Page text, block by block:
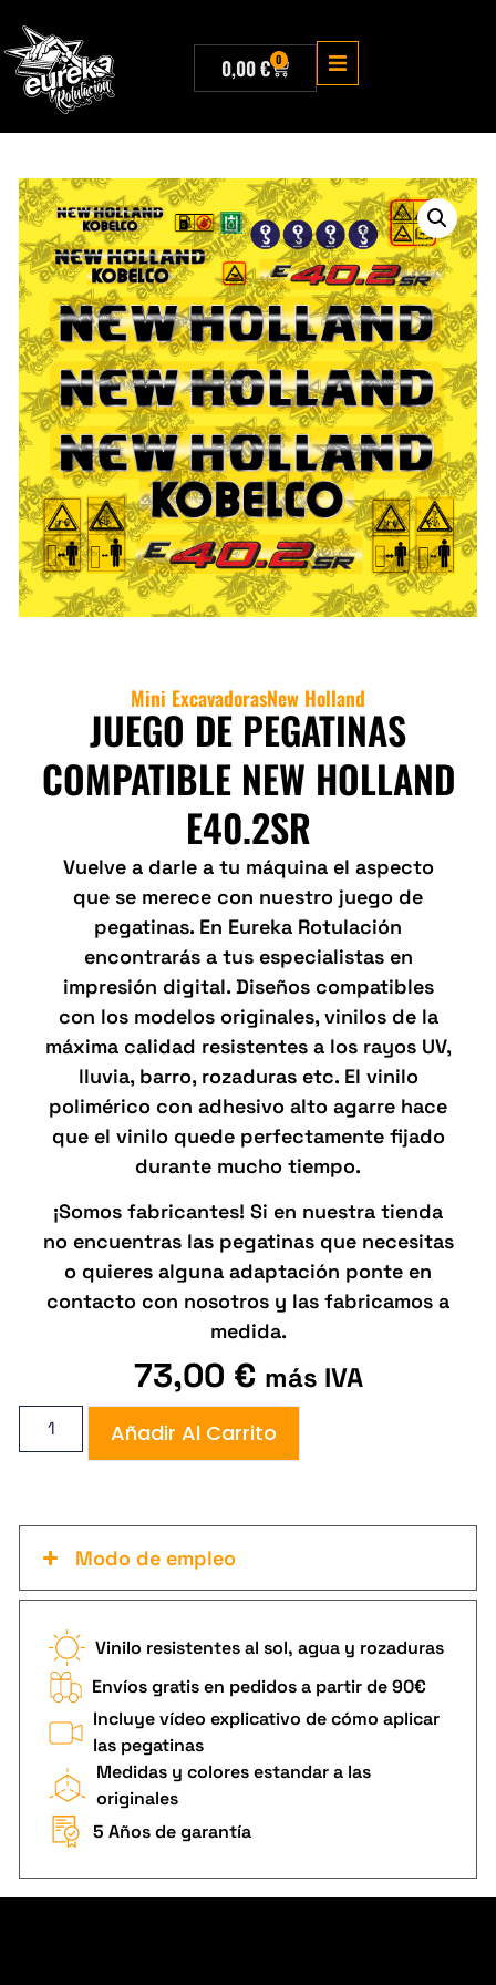
0,00€ 0
Mini ExcavadorasNew Holland
JUEGO DE PEGATINAS
COMPATIBLE NEW HOLLAND
E40.2SR
Vuelve a darle a tu máquina el aspecto
que se merece con nuestro juego de
pegatinas. En Eureka Rotulación
encontrarás a tus especialistas en
impresión digital. Diseños compatibles
con los modelos originales, vinilos de la
máxima calidad resistentes a los rayos UV,
lluvia, barro, rozaduras etc. El vinilo
polimérico con adhesivo alto agarre hace
que el vinilo quede perfectamente fijado
durante mucho tiempo.
¡Somos fabricantes! Si en nuestra tienda
no encuentras las pegatinas que necesitas
o quieres alguna adaptación ponte en
contacto con nosotros y las fabricamos a
medida.
73,00 € más IVA
Añadir Al Carrito
Modo de empleo
Vinilo resistentes al sol, agua y rozaduras
Envíos gratis en pedidos a partir de 90€
Incluye vídeo explicativo de cómo aplicar
las pegatinas
Medidas y colores estandar a las
originales
5 Años de garantía